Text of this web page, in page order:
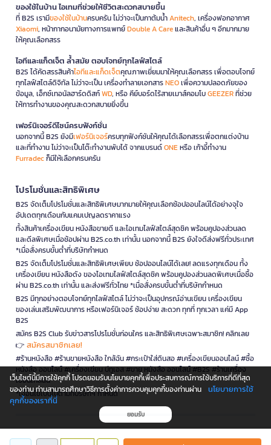
ของใช้ในบ้าน ไอเทมที่ช่วยให้ชีวิตสะดวกสบายขึ้น
ที่ B2S เรามีของใช้ในบ้านครบครัน ไม่ว่าจะเป็นกาต้มน้ำAnitech, เครื่องฟอกอากาศ
Xiaomi, หน้ากากอนามัยทางการแพทย์Double A Careและสินค้าอื่น ๆ อีกมากมาย
ให้คุณเลือกสรร
ไอทีและแก็ดเจ็ต ล้ำสมัย ตอบโจทย์ทุกไลฟ์สไตล์
B2S ได้คัดสรรสินค้าไอทีและแก็ดเจ็ตคุณภาพเยี่ยมมาให้คุณเลือกสรร เพื่อตอบโจทย์
ทุกไลฟ์สไตล์ดิจิทัล ไม่ว่าจะเป็น เครื่องทำลายเอกสารNEOเพื่อความปลอดภัยของ
ข้อมูล, เอ็กซ์เทอนัลฮาร์ดดิสก์WD, หรือ คีย์บอร์ดไร้สายเมาส์คอมโบGEEZERที่ช่วย
ให้การทำงานของคุณสะดวกสบายยิ่งขึ้น
เฟอร์นิเจอร์ดีไซน์ครบฟังก์ชั่น
นอกจากนี้ B2S ยังมีเฟอร์นิเจอร์ครบทุกฟังก์ชันให้คุณได้เลือกสรรเพื่อตกแต่งบ้าน
และที่ทำงาน ไม่ว่าจะเป็นโต๊ะทำงานพับได้ จากแบรนด์ONEหรือ เก้าอี้ทำงาน
Furradecก็มีให้เลือกครบครัน
โปรโมชั่นและสิทธิพิเศษ
B2S จัดเต็มโปรโมชั่นและสิทธิพิเศษมากมายให้คุณเลือกช้อปออนไลน์ได้อย่างจุใจ
อัปเดตทุกเดือนกับแคมเปญลดราคาแรง
ทั้งสินค้าเครื่องเขียน หนังสือขายดี และไอเทมไลฟ์สไตล์สุดชิค พร้อมคูปองส่วนลด
และดีลพิเศษเมื่อช้อปผ่าน B2S.co.th เท่านั้น นอกจากนี้ B2S ยังใจดีส่งฟรีทั่วประเทศ
*เมื่อสั่งครบขั้นต่ำที่บริษัทกำหนด
B2S จัดเต็มโปรโมชั่นและสิทธิพิเศษเพียบ ช้อปออนไลน์ได้เลย! ลดแรงทุกเดือน ทั้ง
เครื่องเขียน หนังสือดัง ของไอเทมไลฟ์สไตล์สุดชิค พร้อมคูปองส่วนลดพิเศษเมื่อซื้อ
ผ่าน B2S.co.th เท่านั้น และส่งฟรีทั่วไทย *เมื่อสั่งครบขั้นต่ำที่บริษัทกำหนด
B2S มีทุกอย่างตอบโจทย์ทุกไลฟ์สไตล์ ไม่ว่าจะเป็นอุปกรณ์อ่านเขียน เครื่องเขียน
ของเล่นเสริมพัฒนาการ หรือเฟอร์นิเจอร์ ช้อปง่าย สะดวก ทุกที่ ทุกเวลา แค่มี App
B2S
สมัคร B2S Club รับข่าวสารโปรโมชั่นก่อนใคร และสิทธิพิเศษเฉพาะสมาชิก! คลิกเลย
👉 สมัครสมาชิกเลย!
#ร้านหนังสือ #ร้านขายหนังสือ ใกล้ฉัน #กระเป๋าใส่ดินสอ #เครื่องเขียนออนไลน์ #ซื้อ
หนังสือ ออนไลน์ #เครื่องเขียน บีทูเอส #ขาย หนังสือ ออนไลน์ #B2S #ร้านเครื่อง
เขียนใกล้ฉัน
*เงื่อนไขเป็นไปตามที่บริษัทฯ กำหนด
is a company operating under
เว็บไซต์นี้มีการใช้คุกกี้ โปรดยอมรับนโยบายคุกกี้เพื่อประสบการณ์การใช้บริการที่ดีที่สุด
ของท่าน ท่านสามารถศึกษาวิธีการตั้งค่าการควบคุมคุกกี้ของท่านผ่าน
นโยบายการใช้
คุกกี้ของเราที่นี่
ยอมรับ